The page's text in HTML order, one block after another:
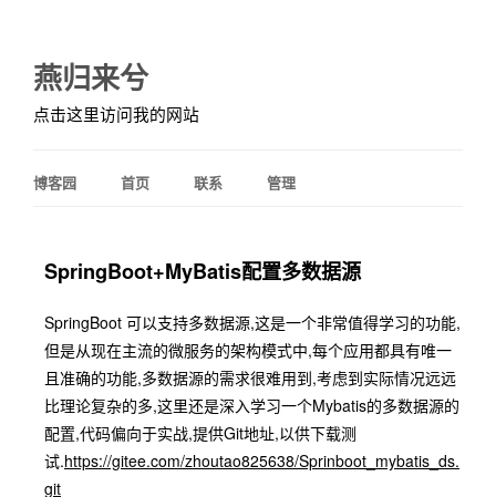
燕归来兮
点击这里访问我的网站
博客园 首页 联系 管理
SpringBoot+MyBatis配置多数据源
SpringBoot 可以支持多数据源,这是一个非常值得学习的功能,
但是从现在主流的微服务的架构模式中,每个应用都具有唯一
且准确的功能,多数据源的需求很难用到,考虑到实际情况远远
比理论复杂的多,这里还是深入学习一个Mybatis的多数据源的
配置,代码偏向于实战,提供Git地址,以供下载测
试.https://gitee.com/zhoutao825638/Sprinboot_mybatis_ds.
git